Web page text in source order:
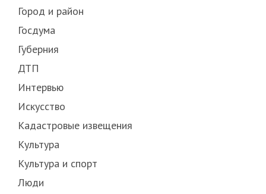
Город и район
Госдума
Губерния
ДТП
Интервью
Искусство
Кадастровые извещения
Культура
Культура и спорт
Люди